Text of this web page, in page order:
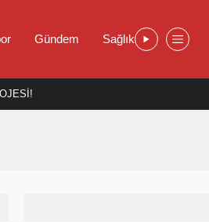
Gündem Sağlık